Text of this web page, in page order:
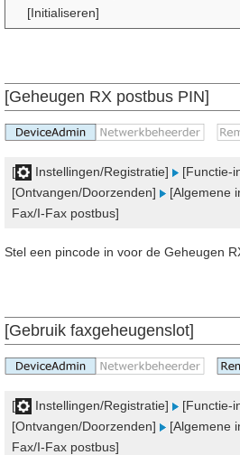
[Initialiseren]
[Geheugen RX postbus PIN]
[ Instellingen/Registratie]
[Functie-
[Ontvangen/Doorzenden]
[Algemene
Fax/I-Fax postbus]
Stel een pincode in voor de Geheugen
[Gebruik faxgeheugenslot]
[ Instellingen/Registratie]
[Functie-
[Ontvangen/Doorzenden]
[Algemene
Fax/I-Fax postbus]